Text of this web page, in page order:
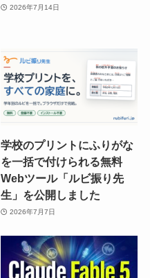
2026年7月14日
学校のプリントにふりがな
を一括で付けられる無料
Webツール「ルビ振り先
生」を公開しました
2026年7月7日